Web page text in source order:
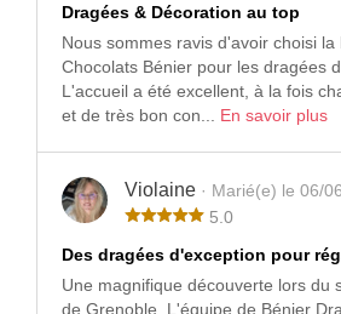
Dragées & Décoration au top
Nous sommes ravis d'avoir choisi
Chocolats Bénier pour les dragées
L'accueil a été excellent, à la fois
et de très bon con... En savoir plus
Violaine · Marié(e) le 06/
5.0
Des dragées d'exception pour
Une magnifique découverte lors du
de Grenoble. L'équipe de Bénier